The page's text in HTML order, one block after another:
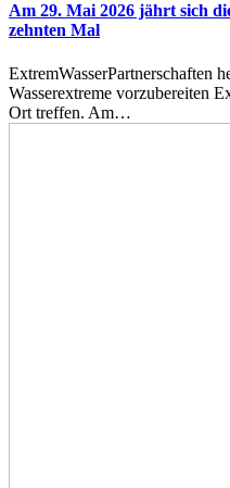
Am 29. Mai 2026 jährt sich
zehnten Mal
ExtremWasserPartnerschaften
Wasserextreme vorzubereiten
Ort treffen. Am…